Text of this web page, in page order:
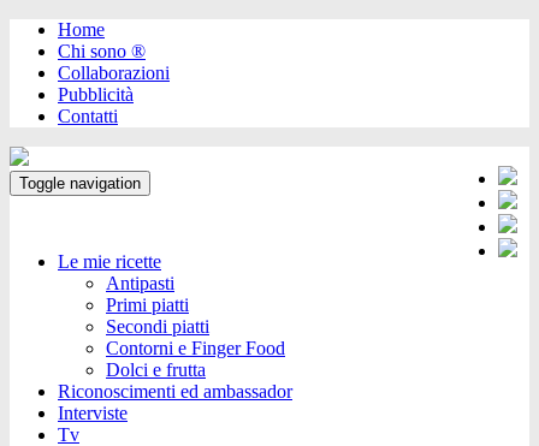
Home
Chi sono ®️
Collaborazioni
Pubblicità
Contatti
Toggle navigation
Le mie ricette
Antipasti
Primi piatti
Secondi piatti
Contorni e Finger Food
Dolci e frutta
Riconoscimenti ed ambassador
Interviste
Tv